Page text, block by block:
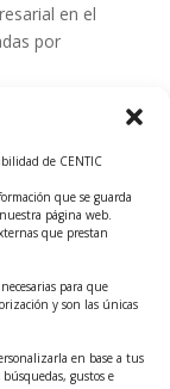
de CENTIC
que se guarda
página web.
que prestan
para que
y son las únicas
en base a tus
gustos e
en el
por
INFO
y
la